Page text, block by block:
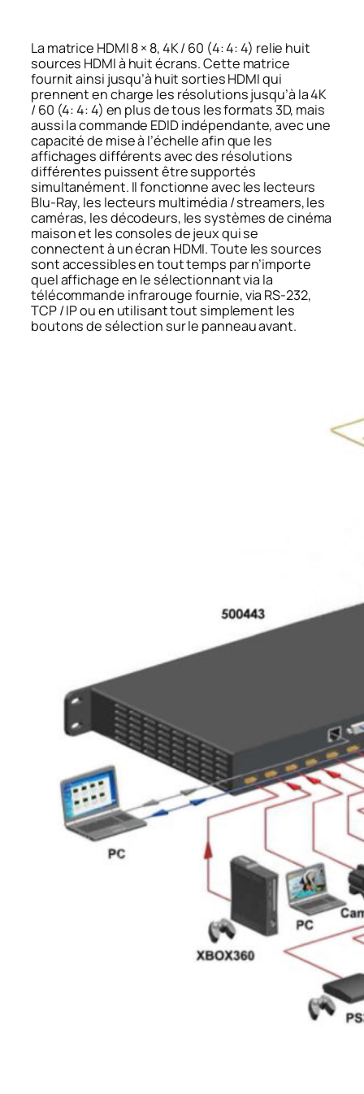
La matrice HDMI 8 × 8, 4K / 60 (4: 4: 4) relie huit
sources HDMI à huit écrans. Cette matrice
fournit ainsi jusqu’à huit sorties HDMI qui
prennent en charge les résolutions jusqu’à la 4K
/ 60 (4: 4: 4) en plus de tous les formats 3D, mais
aussi la commande EDID indépendante, avec une
capacité de mise à l’échelle afin que les
affichages différents avec des résolutions
différentes puissent être supportés
simultanément. Il fonctionne avec les lecteurs
Blu-Ray, les lecteurs multimédia / streamers, les
caméras, les décodeurs, les systèmes de cinéma
maison et les consoles de jeux qui se
connectent à un écran HDMI. Toute les sources
sont accessibles en tout temps par n’importe
quel affichage en le sélectionnant via la
télécommande infrarouge fournie, via RS-232,
TCP / IP ou en utilisant tout simplement les
boutons de sélection sur le panneau avant.